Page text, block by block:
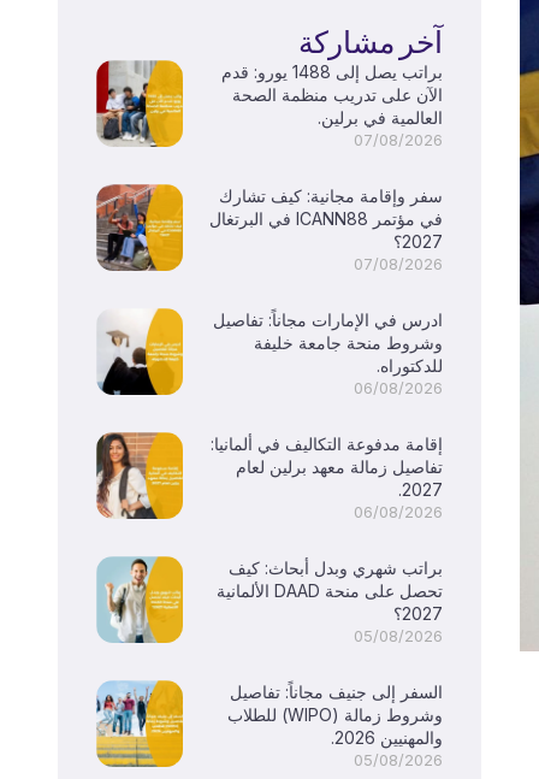
آخر مشاركة
براتب يصل إلى 1488 يورو: قدم
الآن على تدريب منظمة الصحة
العالمية في برلين.
07/08/2026
سفر وإقامة مجانية: كيف تشارك
في مؤتمر ICANN88 في البرتغال
2027؟
07/08/2026
ادرس في الإمارات مجاناً: تفاصيل
وشروط منحة جامعة خليفة
للدكتوراه.
06/08/2026
إقامة مدفوعة التكاليف في ألمانيا:
تفاصيل زمالة معهد برلين لعام
2027.
06/08/2026
براتب شهري وبدل أبحاث: كيف
تحصل على منحة DAAD الألمانية
2027؟
05/08/2026
السفر إلى جنيف مجاناً: تفاصيل
وشروط زمالة (WIPO) للطلاب
والمهنيين 2026.
05/08/2026